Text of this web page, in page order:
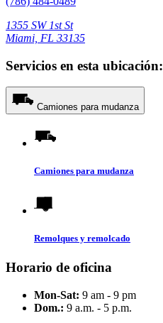
1355 SW 1st St
Miami, FL 33135
Servicios en esta ubicación:
Camiones para mudanza
Camiones para mudanza
Remolques y remolcado
Horario de oficina
Mon-Sat: 9 am - 9 pm
Dom.: 9 a.m. - 5 p.m.